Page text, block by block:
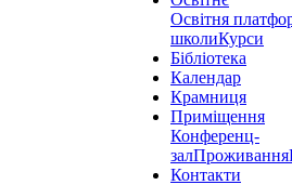
Освітня
школиКурси
Бібліотека
Календар
Крамниця
Приміщення
Конференц-
залПроживання
Контакти